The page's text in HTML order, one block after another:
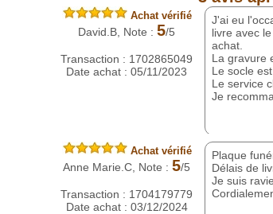
de Paris devient ainsi un écrin mémoriel,
personnalisé et empreint de dignité, qui
une identité unique.
Garantie, sécurité, confiance
RENAUD Gravure s’appuie sur plus de 20 ans
d’expertise artisanale pour garantir des
funéraires de haute qualité, fabriquées avec
commande bénéficie d’un engagement fort en
matière de fiabilité, de délais respectés et d’un
service client réactif, assurant aux familles
sérénité et confiance dans ce moment
J'ai eu
livre avec
achat.
La gravure
Le socle
Le service
Je
Achat vérifié
David.B, Note : 5/5
Transaction : 1702865049
Date achat : 05/11/2023
Plaque
Délais de
Je suis
Achat vérifié
Anne Marie.C, Note : 5/5
Transaction : 1704179779
Date achat : 03/12/2024